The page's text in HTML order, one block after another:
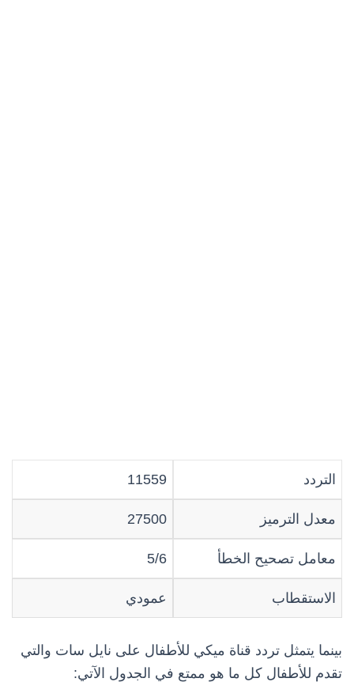
التردد 11559
معدل الترميز 27500
معامل تصحيح الخطأ 5/6
الاستقطاب عمودي
بينما يتمثل تردد قناة ميكي للأطفال على نايل سات والتي
تقدم للأطفال كل ما هو ممتع في الجدول الآتي: